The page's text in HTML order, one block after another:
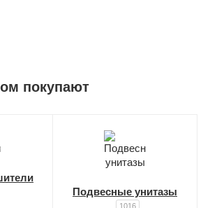
покупают
Подвесные унитазы
1016